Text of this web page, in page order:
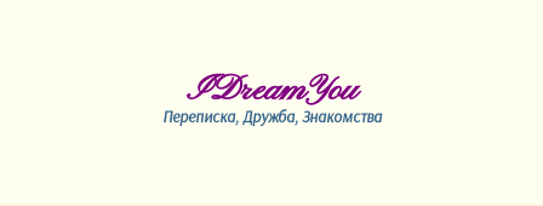
IDreamYou
Переписка, Дружба, Знакомства